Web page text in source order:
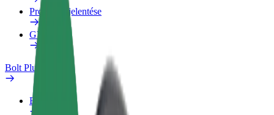
Probléma jelentése
GYIK
Bolt Plus
Előnyök